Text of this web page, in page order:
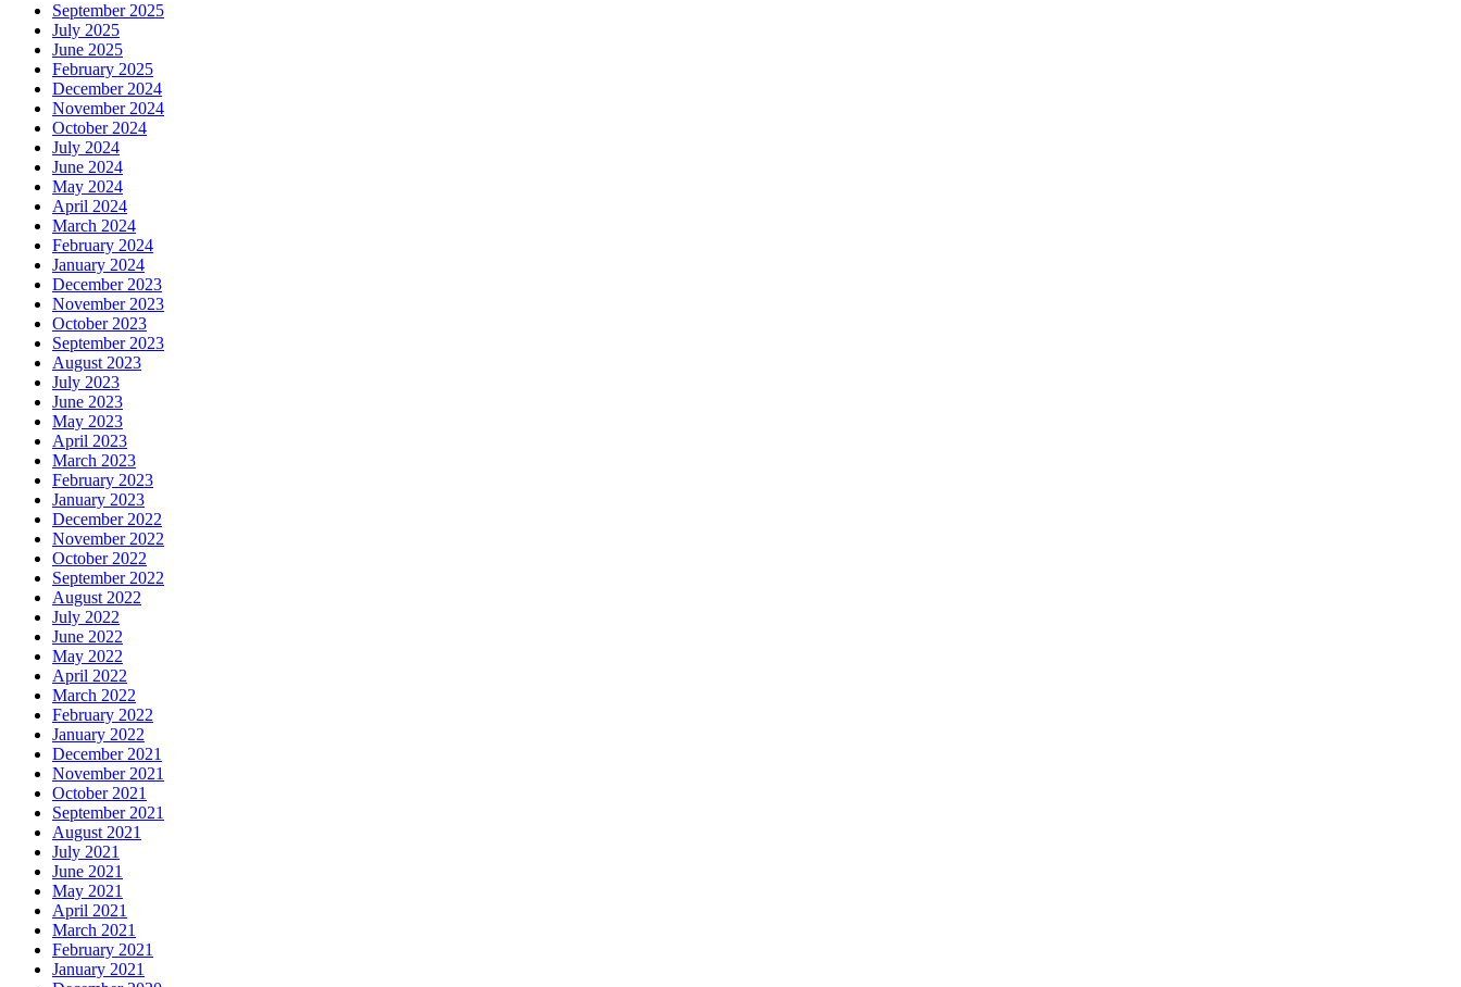
September 2025
July 2025
June 2025
February 2025
December 2024
November 2024
October 2024
July 2024
June 2024
May 2024
April 2024
March 2024
February 2024
January 2024
December 2023
November 2023
October 2023
September 2023
August 2023
July 2023
June 2023
May 2023
April 2023
March 2023
February 2023
January 2023
December 2022
November 2022
October 2022
September 2022
August 2022
July 2022
June 2022
May 2022
April 2022
March 2022
February 2022
January 2022
December 2021
November 2021
October 2021
September 2021
August 2021
July 2021
June 2021
May 2021
April 2021
March 2021
February 2021
January 2021